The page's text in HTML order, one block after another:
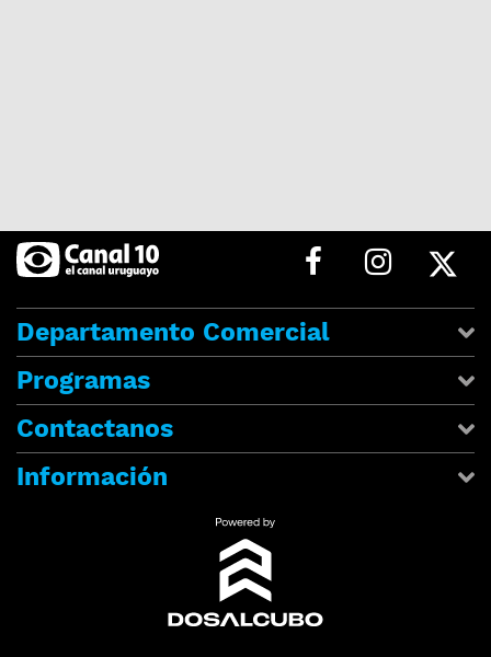
Departamento Comercial
Programas
Contactanos
Información